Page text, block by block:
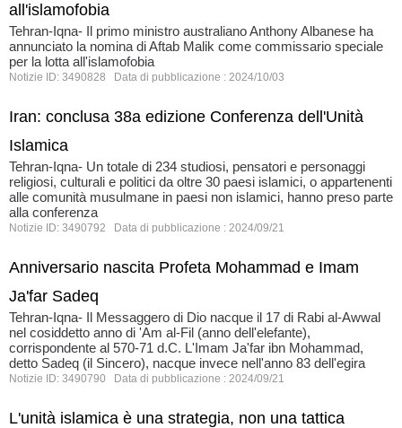
all'islamofobia
Tehran-Iqna- Il primo ministro australiano Anthony Albanese ha
annunciato la nomina di Aftab Malik come commissario speciale
per la lotta all'islamofobia
Notizie ID: 3490828 Data di pubblicazione : 2024/10/03
Iran: conclusa 38a edizione Conferenza dell'Unità
Islamica
Tehran-Iqna- Un totale di 234 studiosi, pensatori e personaggi
religiosi, culturali e politici da oltre 30 paesi islamici, o appartenenti
alle comunità musulmane in paesi non islamici, hanno preso parte
alla conferenza
Notizie ID: 3490792 Data di pubblicazione : 2024/09/21
Anniversario nascita Profeta Mohammad e Imam
Ja'far Sadeq
Tehran-Iqna- Il Messaggero di Dio nacque il 17 di Rabi al-Awwal
nel cosiddetto anno di 'Am al-Fil (anno dell'elefante),
corrispondente al 570-71 d.C. L'Imam Ja'far ibn Mohammad,
detto Sadeq (il Sincero), nacque invece nell'anno 83 dell'egira
Notizie ID: 3490790 Data di pubblicazione : 2024/09/21
L'unità islamica è una strategia, non una tattica